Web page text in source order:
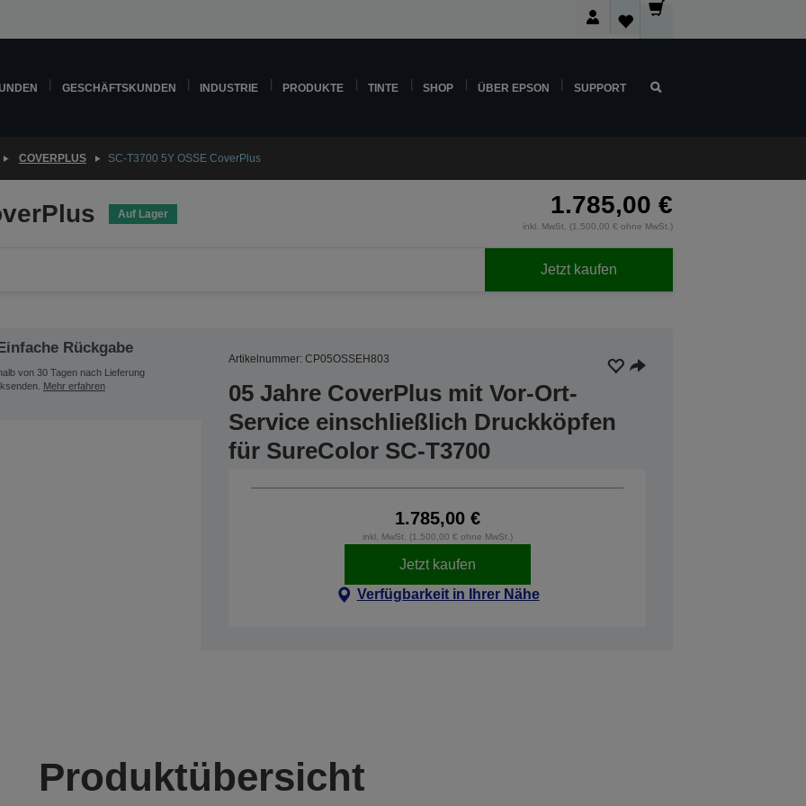
GESCHÄFTSKUNDEN INDUSTRIE PRODUKTE TINTE SHOP ÜBER EPSON SUPPORT
COVERPLUS SC-T3700 5Y OSSE CoverPlus
Auf Lager 1.785,00 €
inkl. MwSt. (1.500,00 € ohne MwSt.)
Jetzt kaufen
Rückgabe
von 30 Tagen nach Lieferung
Mehr erfahren
Artikelnummer: CP05OSSEH803
05 Jahre CoverPlus mit Vor-Ort-
Service einschließlich Druckköpfen
für SureColor SC-T3700
1.785,00 €
inkl. MwSt. (1.500,00 € ohne MwSt.)
Jetzt kaufen
Verfügbarkeit in Ihrer Nähe
Produktübersicht